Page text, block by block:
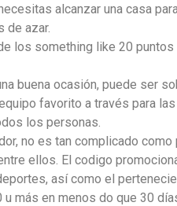
alcanzar una casa
de azar.
los something like 20
buena ocasión, puede ser
favorito a través para
los personas.
no es tan complicado
ellos. El codigo
así como el
más en menos do que 30